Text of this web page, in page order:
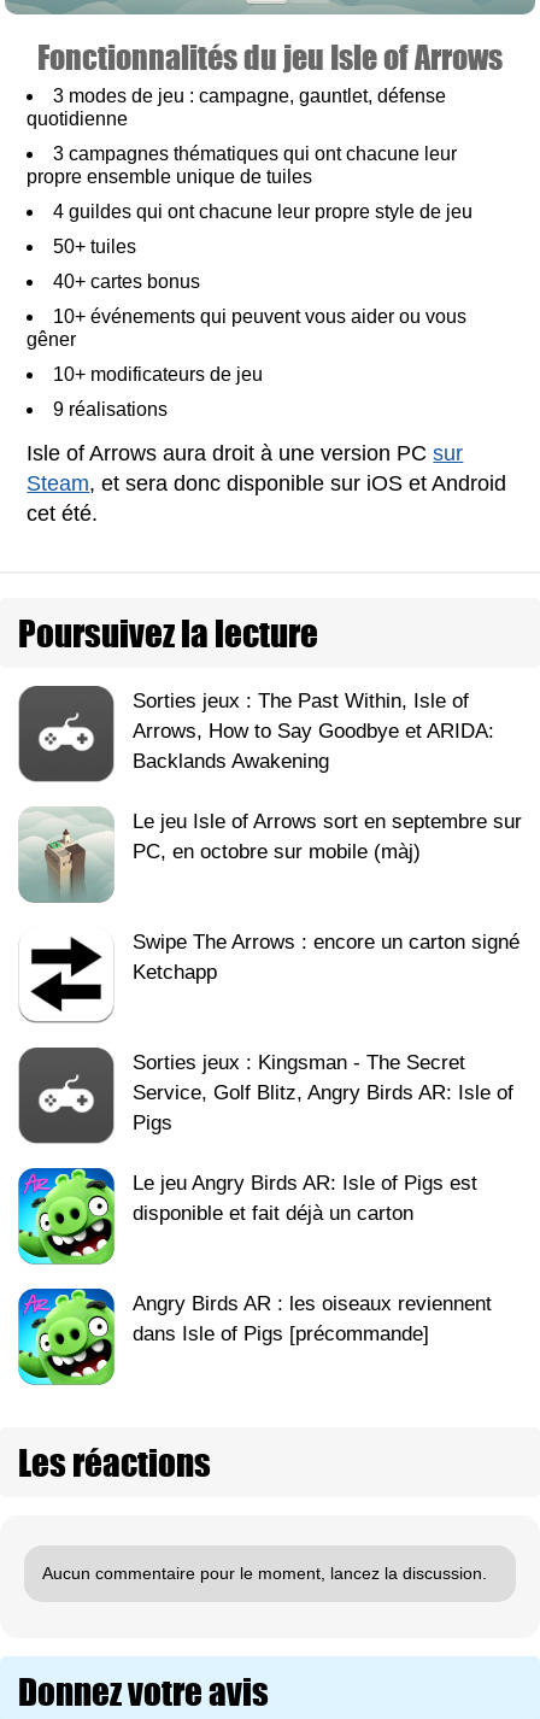
Fonctionnalités du jeu Isle of Arrows
3 modes de jeu : campagne, gauntlet, défense
quotidienne
3 campagnes thématiques qui ont chacune leur
propre ensemble unique de tuiles
4 guildes qui ont chacune leur propre style de jeu
50+ tuiles
40+ cartes bonus
10+ événements qui peuvent vous aider ou vous
gêner
10+ modificateurs de jeu
9 réalisations
Isle of Arrows aura droit à une version PCsur
Steam, et sera donc disponible sur iOS et Android
cet été.
Poursuivez la lecture
Sorties jeux : The Past Within, Isle of
Arrows, How to Say Goodbye et ARIDA:
Backlands Awakening
Le jeu Isle of Arrows sort en septembre sur
PC, en octobre sur mobile (màj)
Swipe The Arrows : encore un carton signé
Ketchapp
Sorties jeux : Kingsman - The Secret
Service, Golf Blitz, Angry Birds AR: Isle of
Pigs
Le jeu Angry Birds AR: Isle of Pigs est
disponible et fait déjà un carton
Angry Birds AR : les oiseaux reviennent
dans Isle of Pigs [précommande]
Les réactions
Aucun commentaire pour le moment, lancez la discussion.
Donnez votre avis